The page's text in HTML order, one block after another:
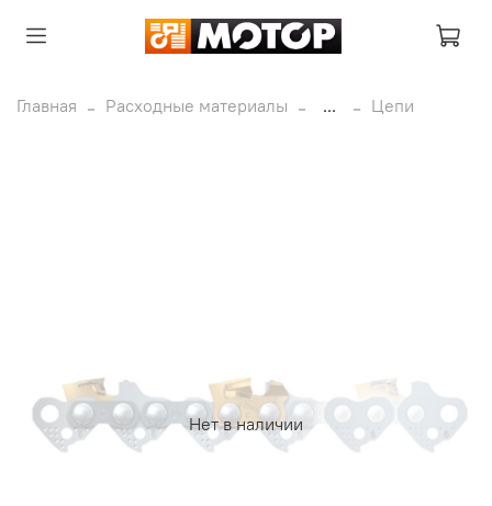
Главная Расходные материалы ... Цепи
Нет в наличии